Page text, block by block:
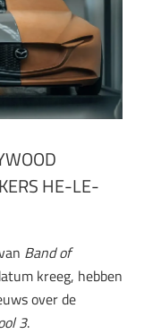
HE-LE-
Band of
kreeg, hebben
over de
3.